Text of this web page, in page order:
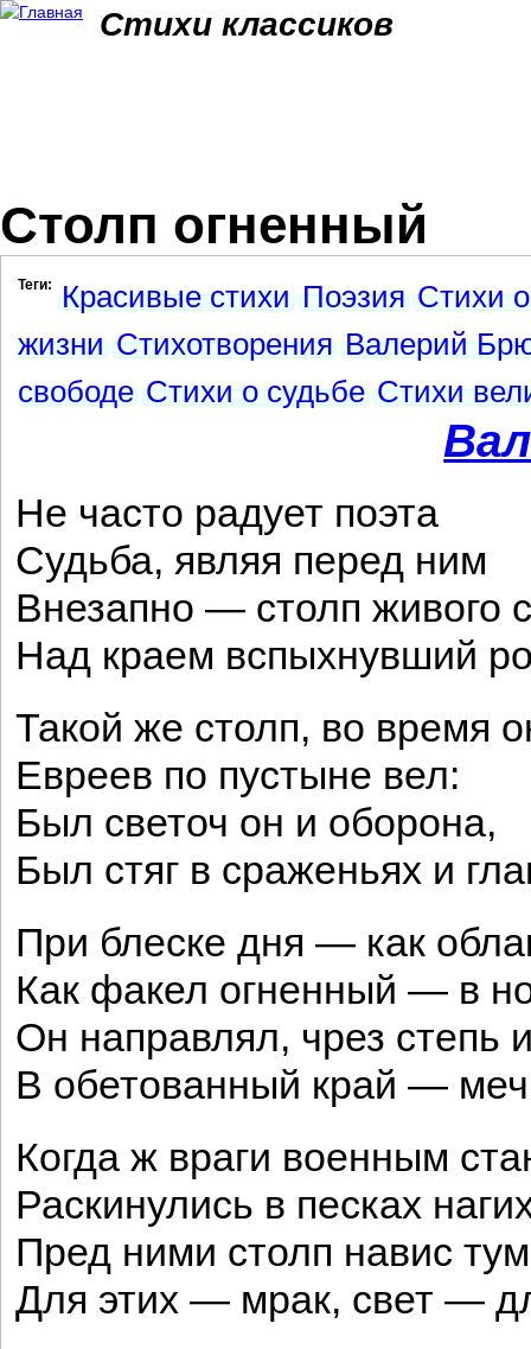
Стихи классиков
Столп огненный
Теги: Красивые стихи Поэзия Стихи
жизни Стихотворения Валерий
свободе Стихи о судьбе Стихи
Не часто радует поэта
Судьба, являя перед ним
Внезапно — столп живого
Над краем вспыхнувший
Такой же столп, во время
Евреев по пустыне вел:
Был светоч он и оборона,
Был стяг в сраженьях и
При блеске дня — как
Как факел огненный — в
Он направлял, чрез степь
В обетованный край —
Когда ж враги военным
Раскинулись в песках
Пред ними столп навис
Для этих — мрак, свет —